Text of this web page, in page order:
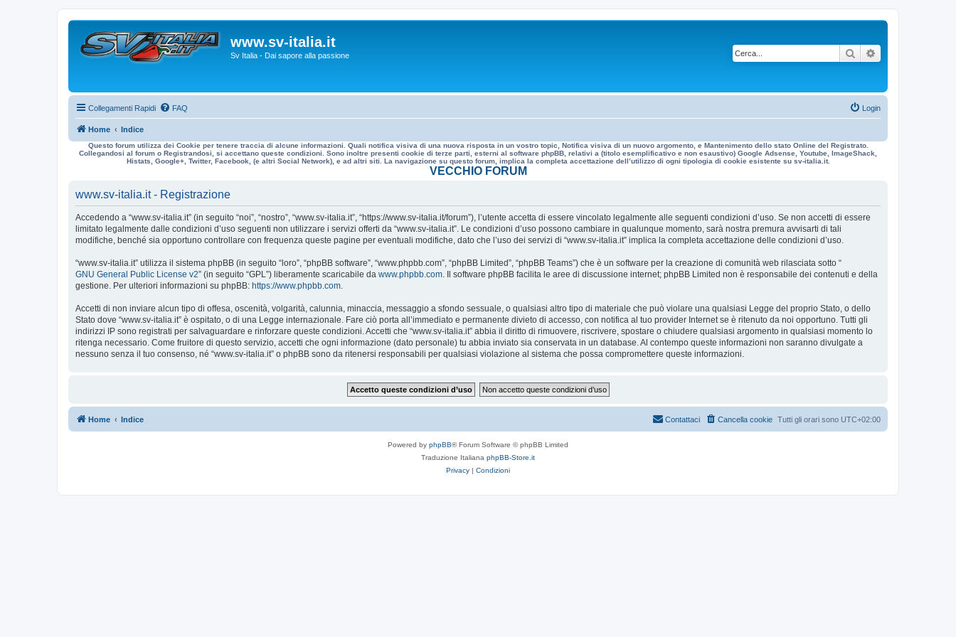
www.sv-italia.it
Sv Italia - Dai sapore alla passione Cerca
Collegamenti Rapidi FAQ Login
Home Indice
Questo forum utilizza dei Cookie per tenere traccia di alcune informazioni. Quali notifica visiva di una nuova risposta in un vostro topic, Notifica visiva di un nuovo argomento, e Mantenimento dello stato Online del Registrato.
Collegandosi al forum o Registrandosi, si accettano queste condizioni. Sono inoltre presenti cookie di terze parti, esterni al software phpBB, relativi a (titolo esemplificativo e non esaustivo) Google Adsense, Youtube, ImageShack,
Histats, Google+, Twitter, Facebook, (e altri Social Network), e ad altri siti. La navigazione su questo forum, implica la completa accettazione dell’utilizzo di ogni tipologia di cookie esistente su sv-italia.it.
VECCHIO FORUM
www.sv-italia.it - Registrazione
Accedendo a “www.sv-italia.it” (in seguito “noi”, “nostro”, “www.sv-italia.it”, “https://www.sv-italia.it/forum”), l’utente accetta di essere vincolato legalmente alle seguenti condizioni d’uso. Se non accetti di essere
limitato legalmente dalle condizioni d’uso seguenti non utilizzare i servizi offerti da “www.sv-italia.it”. Le condizioni d’uso possono cambiare in qualunque momento, sarà nostra premura avvisarti di tali
modifiche, benché sia opportuno controllare con frequenza queste pagine per eventuali modifiche, dato che l’uso dei servizi di “www.sv-italia.it” implica la completa accettazione delle condizioni d’uso.
“www.sv-italia.it” utilizza il sistema phpBB (in seguito “loro”, “phpBB software”, “www.phpbb.com”, “phpBB Limited”, “phpBB Teams”) che è un software per la creazione di comunità web rilasciata sotto “
GNU General Public License v2” (in seguito “GPL”) liberamente scaricabile da www.phpbb.com. Il software phpBB facilita le aree di discussione internet; phpBB Limited non è responsabile dei contenuti e della
gestione. Per ulteriori informazioni su phpBB: https://www.phpbb.com.
Accetti di non inviare alcun tipo di offesa, oscenità, volgarità, calunnia, minaccia, messaggio a sfondo sessuale, o qualsiasi altro tipo di materiale che può violare una qualsiasi Legge del proprio Stato, o dello
Stato dove “www.sv-italia.it” è ospitato, o di una Legge internazionale. Fare ciò porta all’immediato e permanente divieto di accesso, con notifica al tuo provider Internet se è ritenuto da noi opportuno. Tutti gli
indirizzi IP sono registrati per salvaguardare e rinforzare queste condizioni. Accetti che “www.sv-italia.it” abbia il diritto di rimuovere, riscrivere, spostare o chiudere qualsiasi argomento in qualsiasi momento lo
ritenga necessario. Come fruitore di questo servizio, accetti che ogni informazione (dato personale) tu abbia inviato sia conservata in un database. Al contempo queste informazioni non saranno divulgate a
nessuno senza il tuo consenso, né “www.sv-italia.it” o phpBB sono da ritenersi responsabili per qualsiasi violazione al sistema che possa compromettere queste informazioni.
Home Indice Tutti gli orari sono UTC+02:00
Cancella cookie
Contattaci
Powered by phpBB® Forum Software © phpBB Limited
Traduzione Italiana phpBB-Store.it
Privacy | Condizioni